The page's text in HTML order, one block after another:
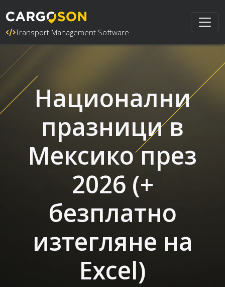
Transport Management Software
Национални
празници в
Мексико през
2026 (+
безплатно
изтегляне на
Excel)